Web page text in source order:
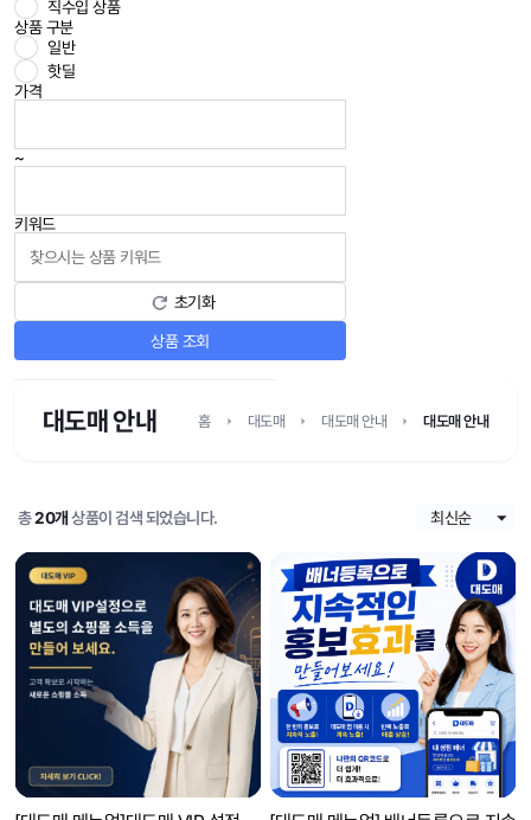
직수입 상품
상품 구분
일반
핫딜
가격
~
키워드
초기화
상품 조회
대도매 안내 홈 대도매 대도매 안내 대도매 안내
총20개 상품이 검색 되었습니다.